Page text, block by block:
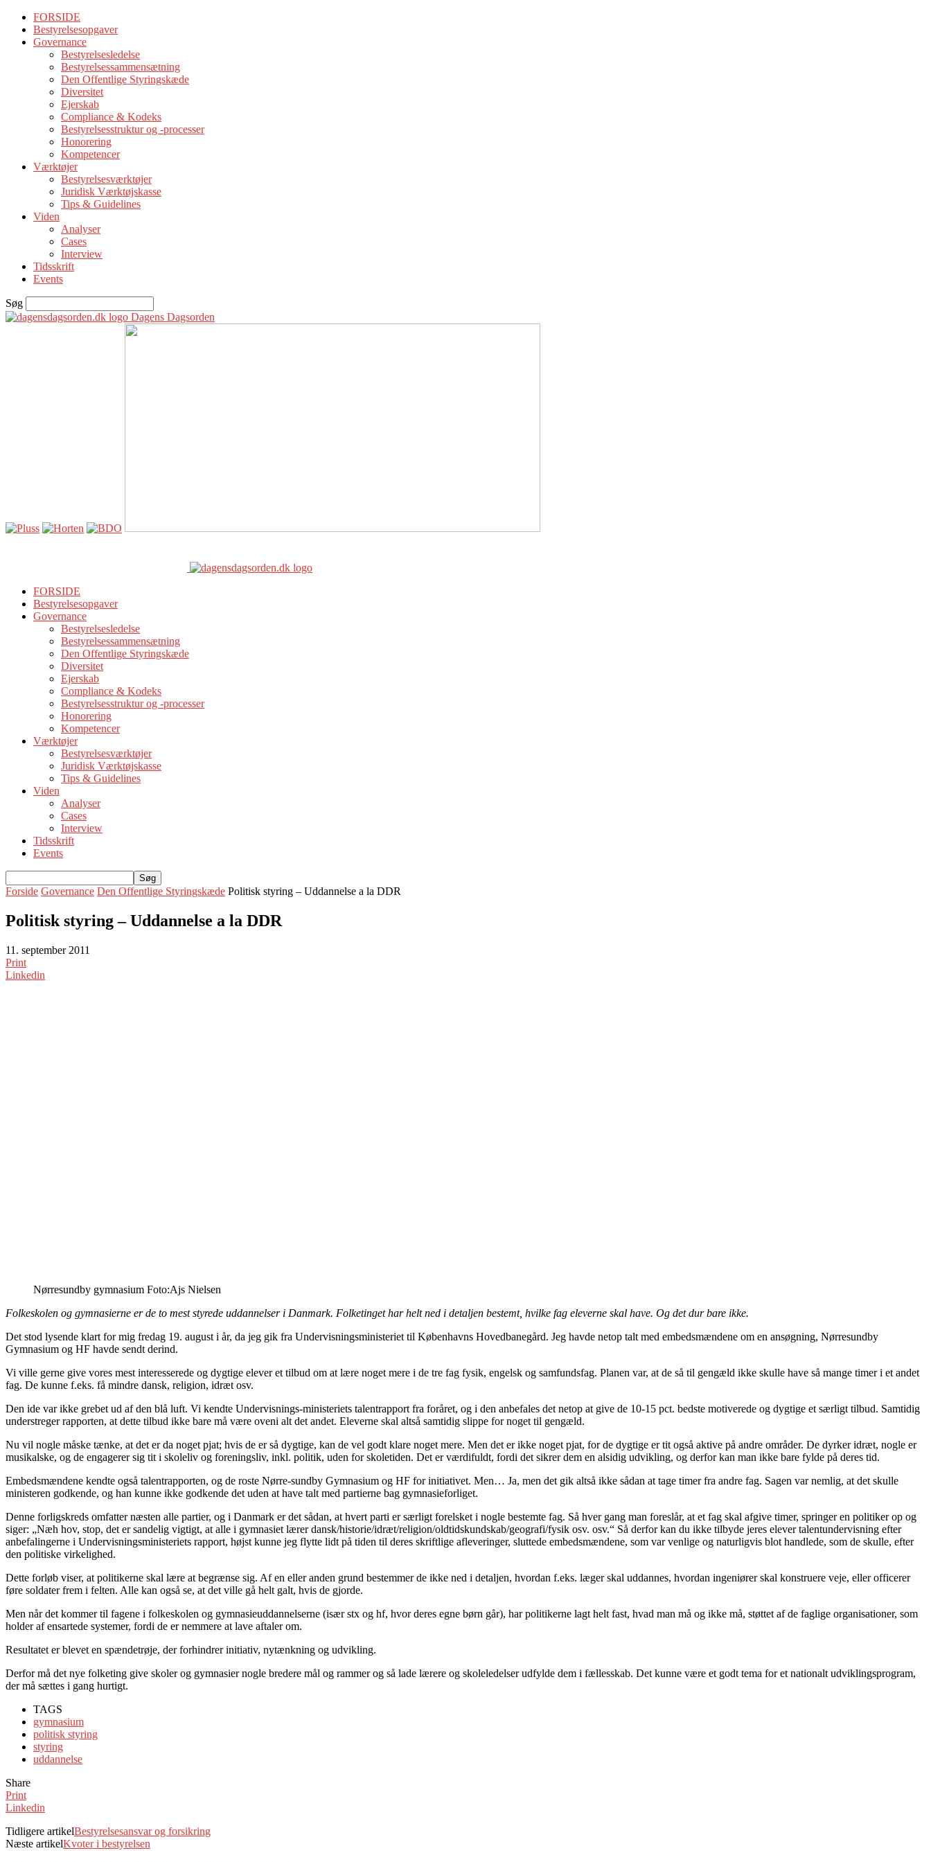
FORSIDE
Bestyrelsesopgaver
Governance
Bestyrelsesledelse
Bestyrelsessammensætning
Den Offentlige Styringskæde
Diversitet
Ejerskab
Compliance & Kodeks
Bestyrelsesstruktur og -processer
Honorering
Kompetencer
Værktøjer
Bestyrelsesværktøjer
Juridisk Værktøjskasse
Tips & Guidelines
Viden
Analyser
Cases
Interview
Tidsskrift
Events
Søg
Dagens Dagsorden
FORSIDE
Bestyrelsesopgaver
Governance
Bestyrelsesledelse
Bestyrelsessammensætning
Den Offentlige Styringskæde
Diversitet
Ejerskab
Compliance & Kodeks
Bestyrelsesstruktur og -processer
Honorering
Kompetencer
Værktøjer
Bestyrelsesværktøjer
Juridisk Værktøjskasse
Tips & Guidelines
Viden
Analyser
Cases
Interview
Tidsskrift
Events
Forside Governance Den Offentlige Styringskæde Politisk styring – Uddannelse a la DDR
Politisk styring – Uddannelse a la DDR
11. september 2011
Print
Linkedin
Nørresundby gymnasium Foto:Ajs Nielsen
Folkeskolen og gymnasierne er de to mest styrede uddannelser i Danmark. Folketinget har helt ned i detaljen bestemt, hvilke fag eleverne skal have. Og det dur bare ikke.
Det stod lysende klart for mig fredag 19. august i år, da jeg gik fra Undervisningsministeriet til Københavns Hovedbanegård. Jeg havde netop talt med embedsmændene om en ansøgning, Nørresundby
Gymnasium og HF havde sendt derind.
Vi ville gerne give vores mest interesserede og dygtige elever et tilbud om at lære noget mere i de tre fag fysik, engelsk og samfundsfag. Planen var, at de så til gengæld ikke skulle have så mange timer i et andet
fag. De kunne f.eks. få mindre dansk, religion, idræt osv.
Den ide var ikke grebet ud af den blå luft. Vi kendte Undervisnings-ministeriets talentrapport fra foråret, og i den anbefales det netop at give de 10-15 pct. bedste motiverede og dygtige et særligt tilbud. Samtidig
understreger rapporten, at dette tilbud ikke bare må være oveni alt det andet. Eleverne skal altså samtidig slippe for noget til gengæld.
Nu vil nogle måske tænke, at det er da noget pjat; hvis de er så dyg­tige, kan de vel godt klare noget mere. Men det er ikke noget pjat, for de dygtige er tit også aktive på andre områder. De dyrker idræt, nogle er
musikalske, og de engagerer sig tit i skoleliv og foreningsliv, inkl. politik, uden for skoletiden. Det er værdifuldt, fordi det sikrer dem en alsidig udvikling, og derfor kan man ikke bare fylde på deres tid.
Embedsmændene kendte også talentrapporten, og de roste Nørre-sundby Gymnasium og HF for initiativet. Men… Ja, men det gik altså ikke sådan at tage timer fra andre fag. Sagen var nemlig, at det skulle
ministeren godkende, og han kunne ikke godkende det uden at have talt med partierne bag gymnasieforliget.
Denne forligskreds omfatter næsten alle partier, og i Danmark er det sådan, at hvert parti er særligt forelsket i nogle bestemte fag. Så hver gang man foreslår, at et fag skal afgive timer, springer en politiker op og
siger: „Næh hov, stop, det er sandelig vigtigt, at alle i gymnasiet lærer dansk/historie/idræt/religion/oldtidskundskab/geografi/fysik osv. osv.“ Så derfor kan du ikke tilbyde jeres elever talentundervis­ning efter
anbefalingerne i Undervisningsministeriets rapport, højst kunne jeg flytte lidt på tiden til deres skriftlige afleveringer, sluttede embedsmændene, som var venlige og naturligvis blot handlede, som de skulle, efter
den politiske virkelighed.
Dette forløb viser, at politikerne skal lære at begrænse sig. Af en eller anden grund bestemmer de ikke ned i detaljen, hvordan f.eks. læger skal uddannes, hvordan ingeniører skal konstruere veje, eller officerer
føre soldater frem i felten. Alle kan også se, at det ville gå helt galt, hvis de gjorde.
Men når det kommer til fagene i folkeskolen og gymnasieuddannel­serne (især stx og hf, hvor deres egne børn går), har politikerne lagt helt fast, hvad man må og ikke må, støttet af de faglige organisationer, som
holder af ensartede systemer, fordi de er nemmere at lave aftaler om.
Resultatet er blevet en spændetrøje, der forhindrer initiativ, nytænk­ning og udvikling.
Derfor må det nye folketing give skoler og gymnasier nogle bredere mål og rammer og så lade lærere og skoleledelser udfylde dem i fæl­lesskab. Det kunne være et godt tema for et nationalt udviklingspro­gram,
der må sættes i gang hurtigt.
TAGS
gymnasium
politisk styring
styring
uddannelse
Share
Print
Linkedin
Tidligere artikelBestyrelsesansvar og forsikring
Næste artikelKvoter i bestyrelsen